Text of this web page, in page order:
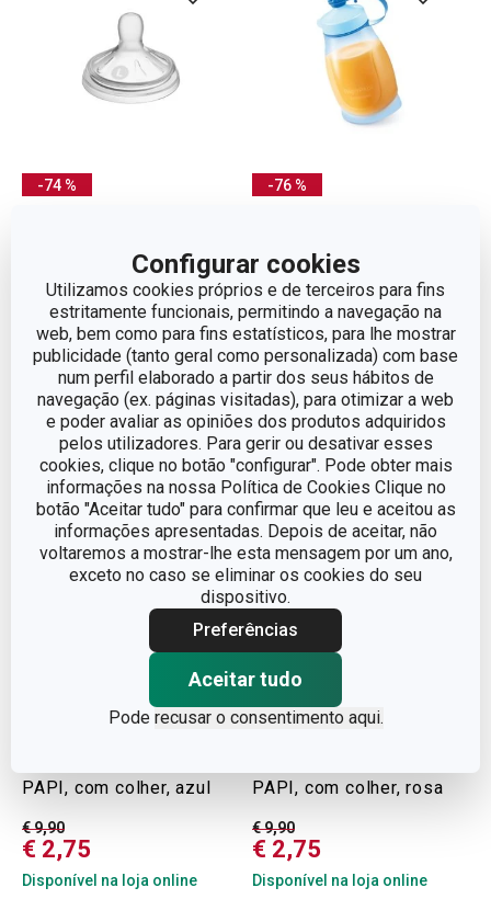
Configurar cookies
Utilizamos cookies próprios e de terceiros para fins
estritamente funcionais, permitindo a navegação na
web, bem como para fins estatísticos, para lhe mostrar
publicidade (tanto geral como personalizada) com base
num perfil elaborado a partir dos seus hábitos de
navegação (ex. páginas visitadas), para otimizar a web
e poder avaliar as opiniões dos produtos adquiridos
pelos utilizadores. Para gerir ou desativar esses
cookies, clique no botão "configurar". Pode obter mais
informações na nossa Política de Cookies Clique no
botão "Aceitar tudo" para confirmar que leu e aceitou as
informações apresentadas. Depois de aceitar, não
voltaremos a mostrar-lhe esta mensagem por um ano,
exceto no caso se eliminar os cookies do seu
dispositivo.
Preferências
Aceitar tudo
Pode recusar o consentimento aqui.
-74 %
€ 5,90
€ 1,50
Disponível na loja online
COMPRAR
-76 %
PAPI 200 ml, c/ colher,
azul
€ 14,90
€ 3,50
Disponível na loja online
COMPRAR
PAPI, com colher, azul
€ 9,90
€ 2,75
Disponível na loja online
-72 %
PAPI, com colher, rosa
€ 9,90
€ 2,75
Disponível na loja online